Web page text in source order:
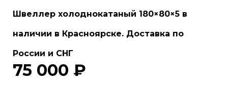
Швеллер холоднокатаный 180×80×5 в
наличии в Красноярске. Доставка по
России и СНГ
75 000 ₽